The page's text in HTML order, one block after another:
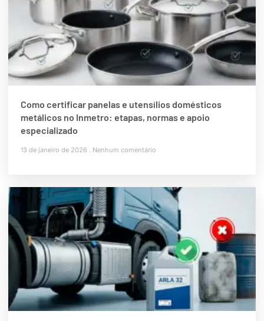
Como certificar panelas e utensílios domésticos
metálicos no Inmetro: etapas, normas e apoio
especializado
13 de janeiro de 2026 Nenhum comentário